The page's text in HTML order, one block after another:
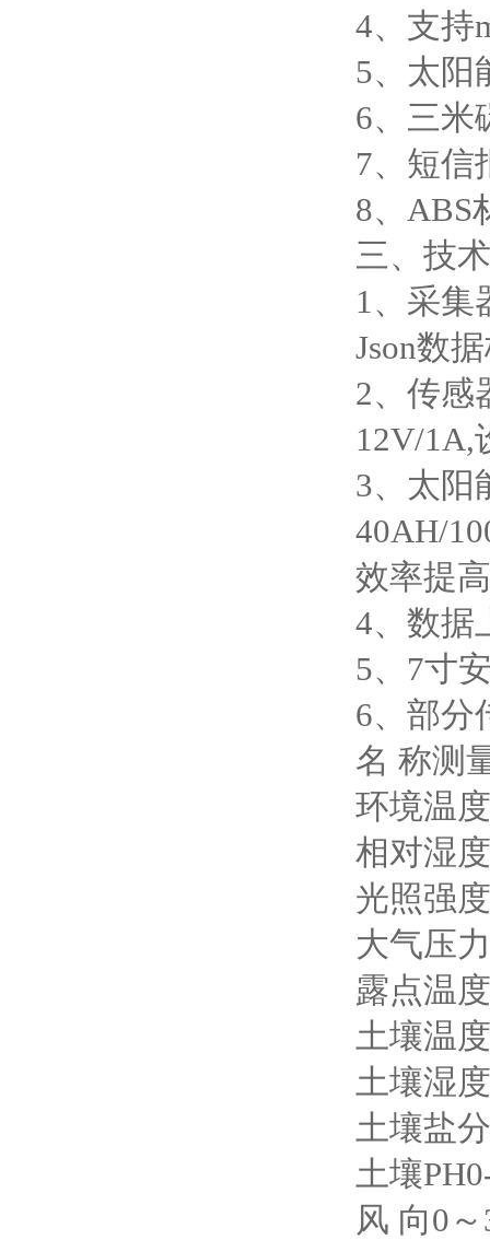
4、支持
5、太阳
6、三米
7、短信
8、ABS
三、技
1、采集
Json数
2、传感
12V/1A,
3、太阳
40AH/
效率提
4、数据
5、7寸
6、部分
名 称测
环境温
相对湿
光照强
大气压
露点温
土壤温
土壤湿
土壤盐
土壤
风 向0